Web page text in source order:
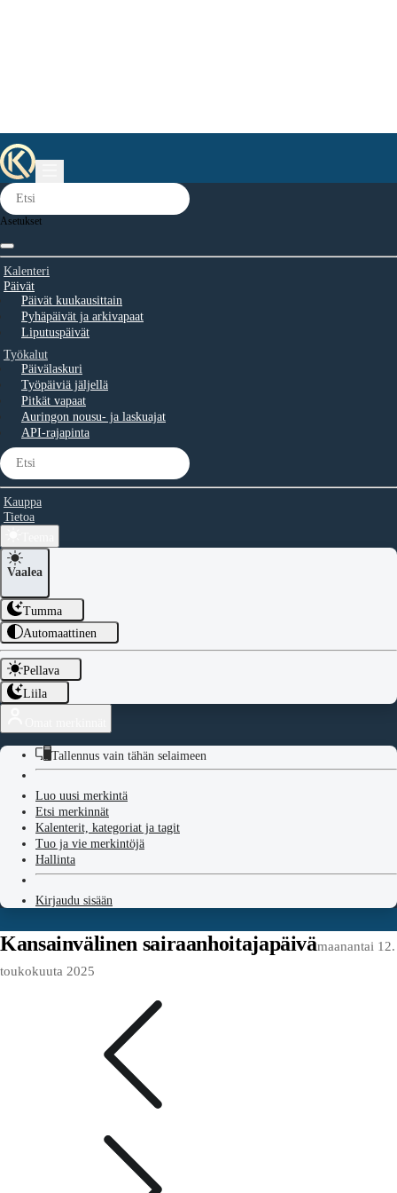
Asetukset
Kalenteri
Päivät
Päivät kuukausittain
Pyhäpäivät ja arkivapaat
Liputuspäivät
Työkalut
Päivälaskuri
Työpäiviä jäljellä
Pitkät vapaat
Auringon nousu- ja laskuajat
API-rajapinta
Kauppa
Tietoa
Vaalea
Tumma
Automaattinen
Pellava
Liila
Tallennus vain tähän selaimeen
Luo uusi merkintä
Etsi merkinnät
Kalenterit, kategoriat ja tagit
Tuo ja vie merkintöjä
Hallinta
Kirjaudu sisään
Kansainvälinen sairaanhoitajapäivämaanantai 12.
toukokuuta 2025